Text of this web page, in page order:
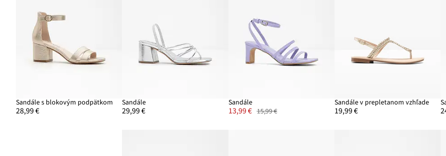
Sandále s blokovým podpätkom
28,99 €
Sandále
29,99 €
Sandále
13,99 € 15,99 €
Sandále v prepletanom vzhľade
19,99 €